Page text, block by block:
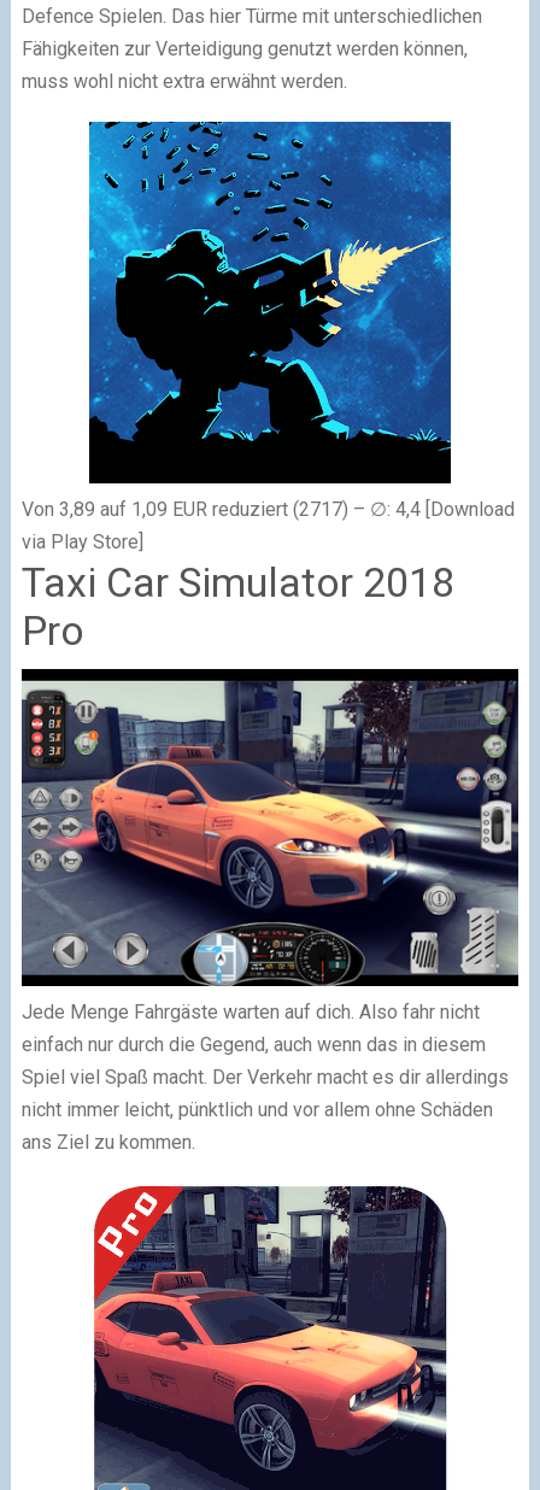
Defence Spielen. Das hier Türme mit unterschiedlichen
Fähigkeiten zur Verteidigung genutzt werden können,
muss wohl nicht extra erwähnt werden.
Von 3,89 auf 1,09 EUR reduziert (2717) – ∅: 4,4 [Download
via Play Store]
Taxi Car Simulator 2018
Pro
Jede Menge Fahrgäste warten auf dich. Also fahr nicht
einfach nur durch die Gegend, auch wenn das in diesem
Spiel viel Spaß macht. Der Verkehr macht es dir allerdings
nicht immer leicht, pünktlich und vor allem ohne Schäden
ans Ziel zu kommen.